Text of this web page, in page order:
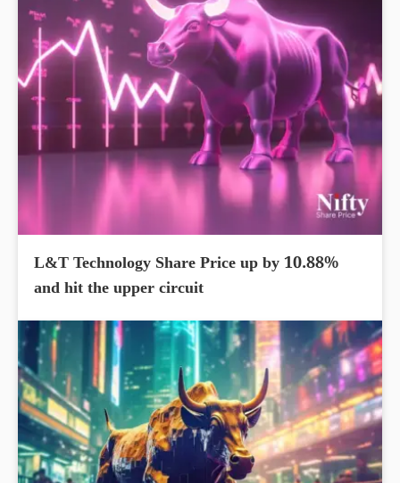
L&T Technology Share Price up by 10.88%
and hit the upper circuit